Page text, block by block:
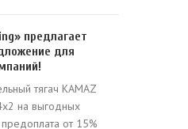
предлагает
для
тягач KAMAZ
на выгодных
от 15%